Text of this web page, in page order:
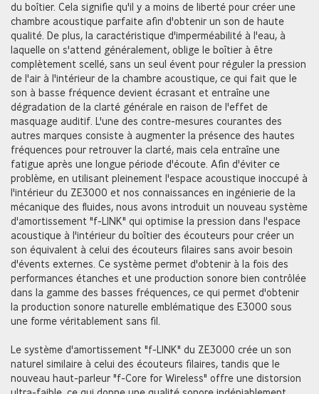
du boîtier. Cela signifie qu'il y a moins de liberté pour créer une
chambre acoustique parfaite afin d'obtenir un son de haute
qualité. De plus, la caractéristique d'imperméabilité à l'eau, à
laquelle on s'attend généralement, oblige le boîtier à être
complètement scellé, sans un seul évent pour réguler la pression
de l'air à l'intérieur de la chambre acoustique, ce qui fait que le
son à basse fréquence devient écrasant et entraîne une
dégradation de la clarté générale en raison de l'effet de
masquage auditif. L'une des contre-mesures courantes des
autres marques consiste à augmenter la présence des hautes
fréquences pour retrouver la clarté, mais cela entraîne une
fatigue après une longue période d'écoute. Afin d'éviter ce
problème, en utilisant pleinement l'espace acoustique inoccupé à
l'intérieur du ZE3000 et nos connaissances en ingénierie de la
mécanique des fluides, nous avons introduit un nouveau système
d'amortissement "f-LINK" qui optimise la pression dans l'espace
acoustique à l'intérieur du boîtier des écouteurs pour créer un
son équivalent à celui des écouteurs filaires sans avoir besoin
d'évents externes. Ce système permet d'obtenir à la fois des
performances étanches et une production sonore bien contrôlée
dans la gamme des basses fréquences, ce qui permet d'obtenir
la production sonore naturelle emblématique des E3000 sous
une forme véritablement sans fil.
Le système d'amortissement "f-LINK" du ZE3000 crée un son
naturel similaire à celui des écouteurs filaires, tandis que le
nouveau haut-parleur "f-Core for Wireless" offre une distorsion